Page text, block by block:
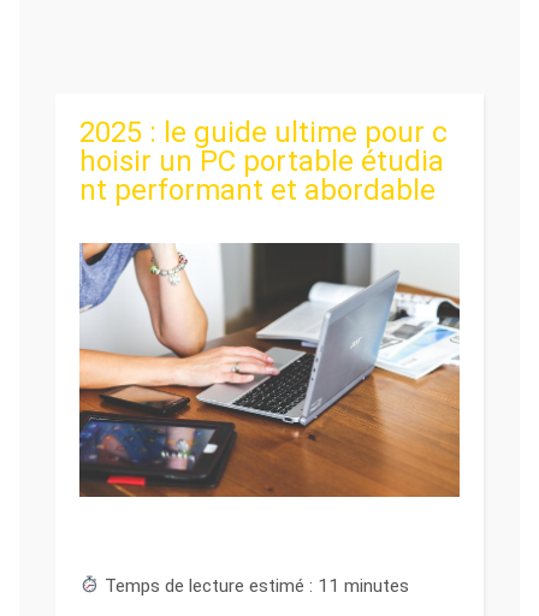
2025 : le guide ultime pour c
hoisir un PC portable étudia
nt performant et abordable
Temps de lecture estimé : 11 minutes